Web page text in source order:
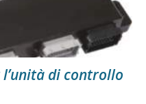
di controllo